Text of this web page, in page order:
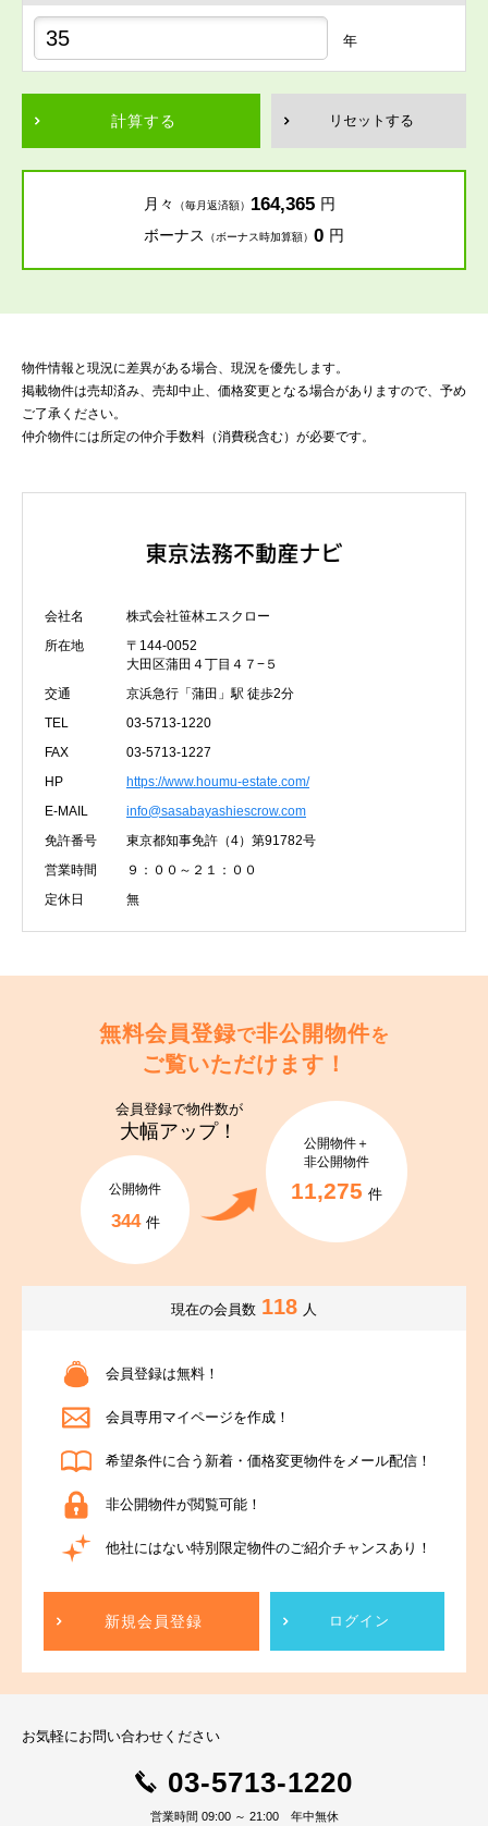
年
計算する リセットする
月々 （毎月返済額） 164,365 円
ボーナス
（ボーナス時加算額） 0 円
物件情報と現況に差異がある場合、現況を優先します。
掲載物件は売却済み、売却中止、価格変更となる場合がありますので、予め
ご了承ください。
仲介物件には所定の仲介手数料（消費税含む）が必要です。
会社名
株式会社笹林エスクロー
所在地
〒144-0052
大田区蒲田４丁目４７−５
交通
京浜急行「蒲田」駅 徒歩2分
TEL
03-5713-1220
FAX
03-5713-1227
HP
https://www.houmu-estate.com/
E-MAIL
info@sasabayashiescrow.com
免許番号
東京都知事免許（4）第91782号
営業時間
９：００～２１：００
定休日
無
無料会員登録で非公開物件を
ご覧いただけます！
会員登録で物件数が
大幅アップ！
公開物件
344 件
公開物件＋
非公開物件
11,275 件
現在の会員数 118 人
会員登録は無料！
会員専用マイページを作成！
希望条件に合う新着・価格変更物件をメール配信！
非公開物件が閲覧可能！
他社にはない特別限定物件のご紹介チャンスあり！
新規会員登録 ログイン
お気軽にお問い合わせください
03-5713-1220
営業時間 09:00 ～ 21:00 年中無休